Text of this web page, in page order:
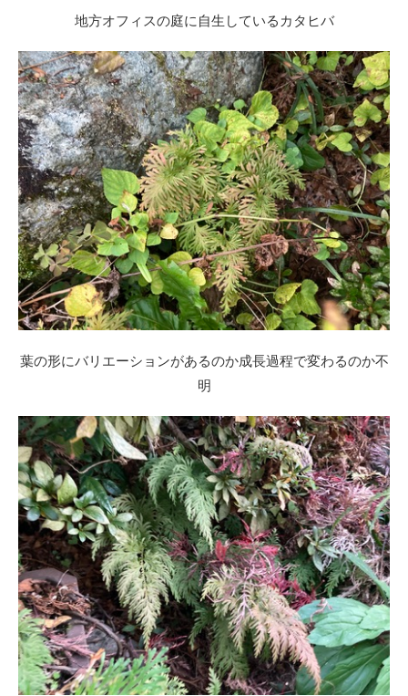
地方オフィスの庭に自生しているカタヒバ
葉の形にバリエーションがあるのか成長過程で変わるのか不
明